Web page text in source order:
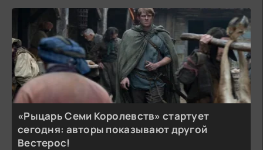
«Рыцарь Семи Королевств» стартует
сегодня: авторы показывают другой
Вестерос!